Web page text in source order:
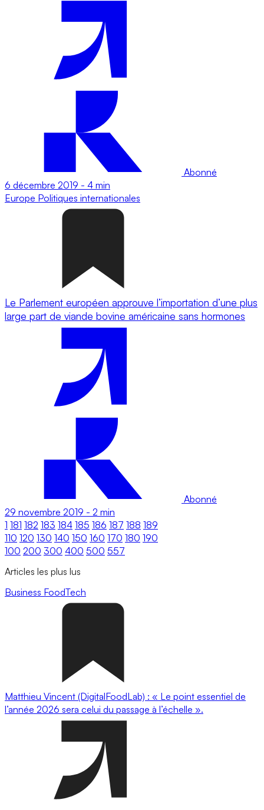
Abonné
6 décembre 2019 - 4 min
Europe Politiques internationales
Le Parlement européen approuve l’importation d’une plus
large part de viande bovine américaine sans hormones
Abonné
29 novembre 2019 - 2 min
1 181 182 183 184 185 186 187 188 189
110 120 130 140 150 160 170 180 190
100 200 300 400 500 557
Articles les plus lus
Business FoodTech
Matthieu Vincent (DigitalFoodLab) : « Le point essentiel de
l’année 2026 sera celui du passage à l’échelle ».